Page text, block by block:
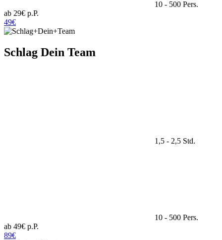
10 - 500 Pers.
ab 29€ p.P.
49€
Schlag Dein Team
1,5 - 2,5 Std.
10 - 500 Pers.
ab 49€ p.P.
89€